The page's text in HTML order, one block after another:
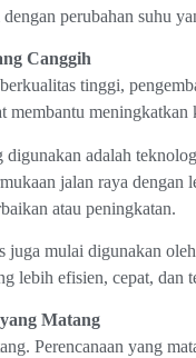
perubahan suhu
Canggih
tinggi,
meningkatkan
digunakan adalah
jalan raya dengan
atau peningkatan.
mulai digunakan
lebih efisien, cepat, dan
Matang
Perencanaan yang